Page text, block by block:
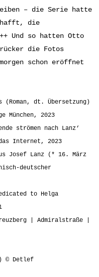
– die Serie hatte
die
Und so hatten Otto
die Fotos
schon eröffnet
dt. Übersetzung)
München, 2023
strömen nach Lanz‘
Internet, 2023
Josef Lanz (* 16. März
deutscher
to Helga
| Admiralstraße |
© Detlef